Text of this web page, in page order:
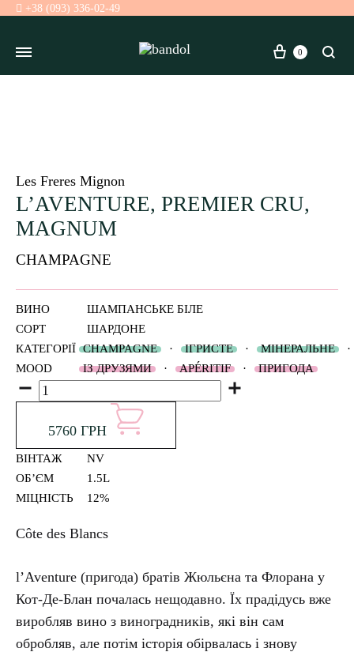
+38 (093) 336-02-49
Кошик
0
Les Freres Mignon
L’AVENTURE, PREMIER CRU,
MAGNUM
CHAMPAGNE
ВИНО
ШАМПАНСЬКЕ БІЛЕ
СОРТ
ШАРДОНЕ
КАТЕГОРІЇ CHAMPAGNE · ІГРИСТЕ · МІНЕРАЛЬНЕ
·
MOOD
ІЗ ДРУЗЯМИ · АPÉRITIF · ПРИГОДА
Кількість
5760 ГРН
ВІНТАЖ
NV
ОБʼЄМ
1.5L
МІЦНІСТЬ
12%
Côte des Blancs
l’Aventure (пригода) братів Жюльєна та Флорана у
Кот-Де-Блан почалась нещодавно. Їх прадідусь вже
виробляв вино з виноградників, які він сам
обробляв, але потім історія обірвалась і знову